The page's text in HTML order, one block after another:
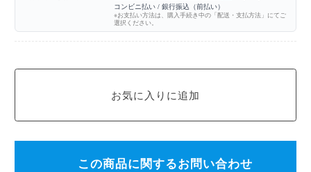
コンビニ払い / 銀行振込（前払い）
※お支払い方法は、購入手続き中の「配送・支払方法」にてご
選択ください。
この商品に関するお問い合わせ